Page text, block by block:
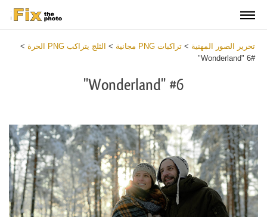
تحرير الصور المهنية > تراكبات PNG مجانية > الثلج يتراكب PNG الحرة
>
#6 "Wonderland"
#6 "Wonderland"
Download
Free
PNG